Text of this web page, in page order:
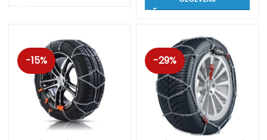
-15% -29%